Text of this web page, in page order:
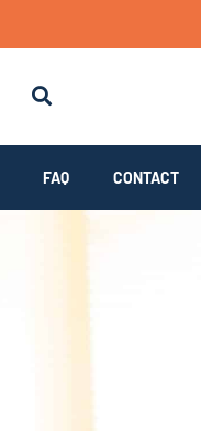
FAQ CONTACT